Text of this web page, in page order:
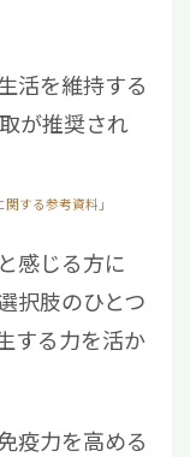
活を維持する
が推奨され
する参考資料」
感じる方に
択肢のひとつ
する力を活か
疫力を高める